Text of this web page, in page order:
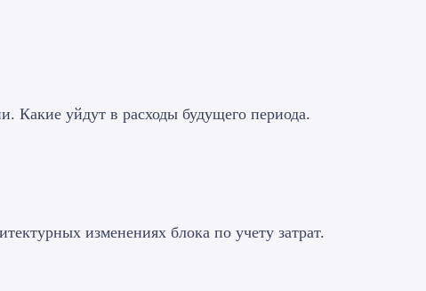
Какие уйдут в расходы будущего периода.
изменениях блока по учету затрат.